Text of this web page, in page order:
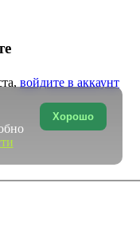
войдите в аккаунт
Хорошо